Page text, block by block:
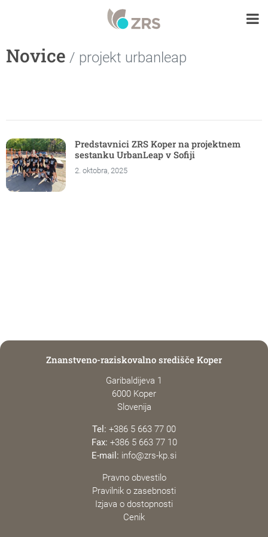
Novice / projekt urbanleap
Predstavnici ZRS Koper na projektnem
sestanku UrbanLeap v Sofiji
2. oktobra, 2025
Znanstveno-raziskovalno središče Koper
Garibaldijeva 1
6000 Koper
Slovenija
Tel: +386 5 663 77 00
Fax: +386 5 663 77 10
E-mail: info@zrs-kp.si
Pravno obvestilo
Pravilnik o zasebnosti
Izjava o dostopnosti
Cenik